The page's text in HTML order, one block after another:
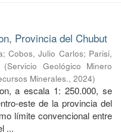
Provincia del Chubut
;Cobos, Julio Carlos; Parisi,
(Servicio Geológico Minero
Minerales., 2024)
a escala 1: 250.000, se
este de la provincia del
límite convencional entre
...